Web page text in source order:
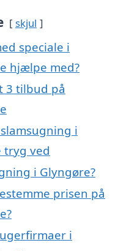
skjul
speciale i
hjælpe med?
3 tilbud på
i
tryg ved
i Glyngøre?
prisen på
i